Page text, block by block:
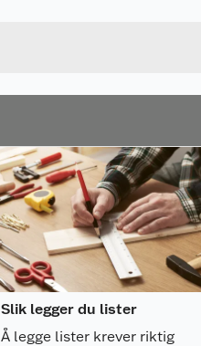
Slik legger du lister
Å legge lister krever riktig